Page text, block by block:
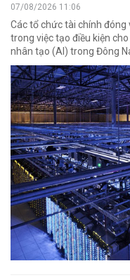
07/08/2026 11:06
Các tổ chức tài chính
trong việc tạo điều kiện
nhân tạo (AI) trong Đông